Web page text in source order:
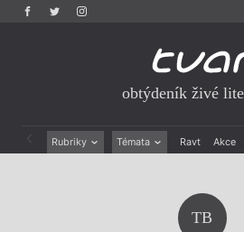
obtýdeník živé
Rubriky Témata Ravt Akce
TB